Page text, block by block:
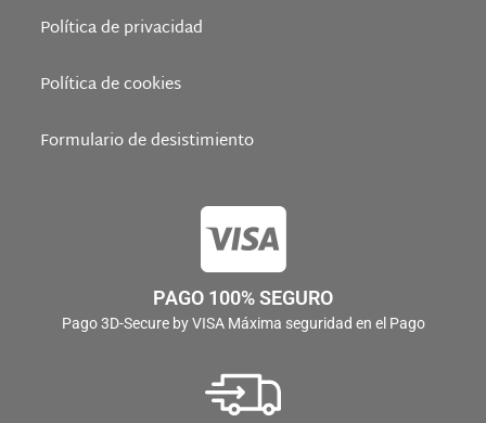
Política de privacidad
Política de cookies
Formulario de desistimiento
PAGO 100% SEGURO
Pago 3D-Secure by VISA Máxima seguridad en el Pago